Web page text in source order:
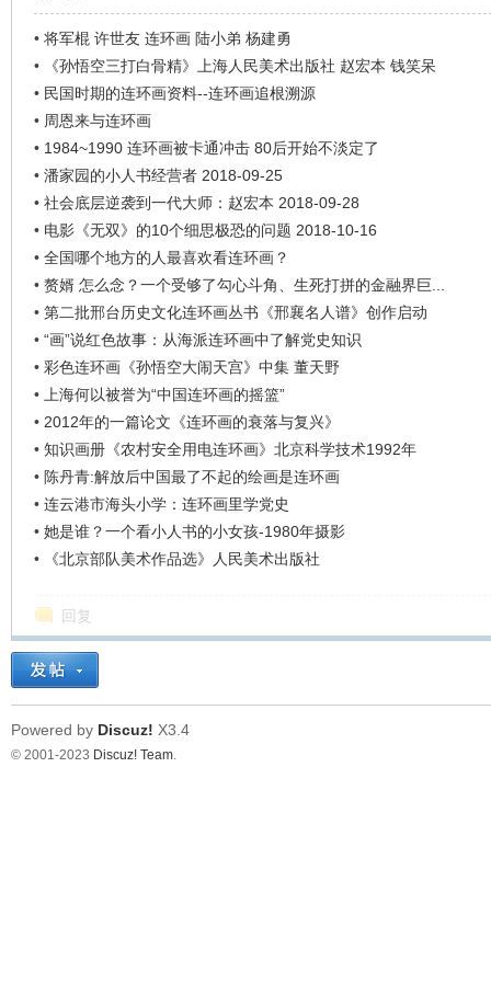
• 将军棍 许世友 连环画 陆小弟 杨建勇
•
《孙悟空三打白骨精》上海人民美术出版社 赵宏本 钱笑呆
• 民国时期的连环画资料--连环画追根溯源
• 周恩来与连环画
• 1984~1990 连环画被卡通冲击 80后开始不淡定了
• 潘家园的小人书经营者 2018-09-25
• 社会底层逆袭到一代大师：赵宏本 2018-09-28
• 电影《无双》的10个细思极恐的问题 2018-10-16
• 全国哪个地方的人最喜欢看连环画？
• 赘婿 怎么念？一个受够了勾心斗角、生死打拼的金融界巨...
• 第二批邢台历史文化连环画丛书《邢襄名人谱》创作启动
• “画”说红色故事：从海派连环画中了解党史知识
• 彩色连环画《孙悟空大闹天宫》中集 董天野
•
上海何以被誉为“中国连环画的摇篮”
• 2012年的一篇论文《连环画的衰落与复兴》
• 知识画册《农村安全用电连环画》北京科学技术1992年
• 陈丹青:解放后中国最了不起的绘画是连环画
• 连云港市海头小学：连环画里学党史
• 她是谁？一个看小人书的小女孩-1980年摄影
•
《北京部队美术作品选》人民美术出版社
回复
Powered by Discuz! X3.4
© 2001-2023 Discuz! Team.